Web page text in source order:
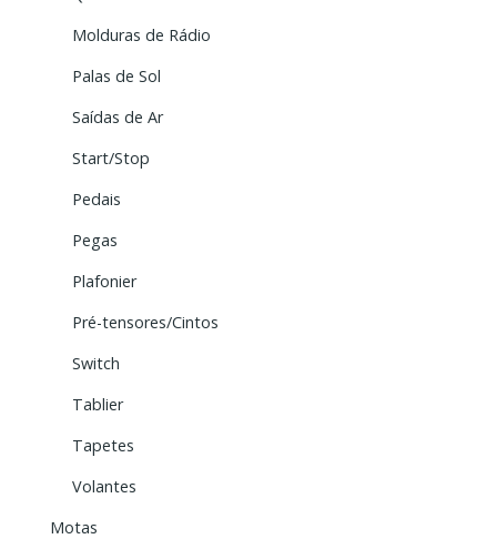
Molduras de Rádio
Palas de Sol
Saídas de Ar
Start/Stop
Pedais
Pegas
Plafonier
Pré-tensores/Cintos
Switch
Tablier
Tapetes
Volantes
Motas